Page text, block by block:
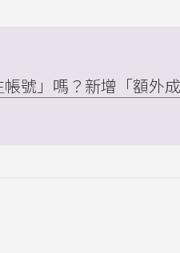
號」嗎？新增「額外